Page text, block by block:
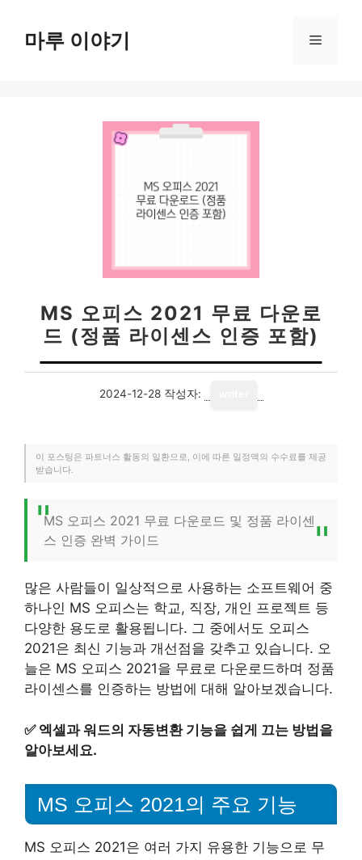
마루 이야기 메
MS 오피스 2021 무료 다운로
드 (정품 라이센스 인증 포함)
2024-12-28 작성자:
이 포스팅은 파트너스 활동의 일환으로, 이에 따른 일정액의 수수료를 제공
받습니다.
MS 오피스 2021 무료 다운로드 및 정품 라이센
스 인증 완벽 가이드
많은 사람들이 일상적으로 사용하는 소프트웨어 중
하나인 MS 오피스는 학교, 직장, 개인 프로젝트 등
다양한 용도로 활용됩니다. 그 중에서도 오피스
2021은 최신 기능과 개선점을 갖추고 있습니다. 오
늘은 MS 오피스 2021을 무료로 다운로드하며 정품
라이센스를 인증하는 방법에 대해 알아보겠습니다.
✅ 엑셀과 워드의 자동변환 기능을 쉽게 끄는 방법을
알아보세요.
MS 오피스 2021의 주요 기능
MS 오피스 2021은 여러 가지 유용한 기능으로 무